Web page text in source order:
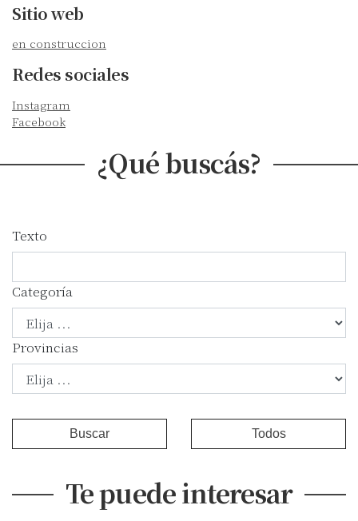
Sitio web
en construccion
Redes sociales
Instagram
Facebook
¿Qué buscás?
Texto
Categoría
Provincias
Buscar Todos
Te puede interesar